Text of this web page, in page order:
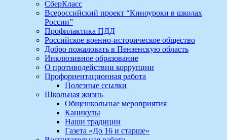
СберКласс
Всероссийский проект “Киноуроки в школах
России”
Профилактика ПДД
Российское военно-историческое общество
Добро пожаловать в Пензенскую область
Инклюзивное образование
О противодействии коррупции
Профориентационная работа
Полезные ссылки
Школьная жизнь
Общешкольные мероприятия
Каникулы
Наши традиции
Газета «До 16 и старше»